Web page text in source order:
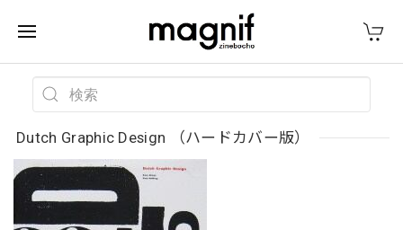
Dutch Graphic Design （ハードカバー版）